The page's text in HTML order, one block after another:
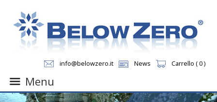
info@belowzero.it News Carrello ( 0 )
Menu
Skip